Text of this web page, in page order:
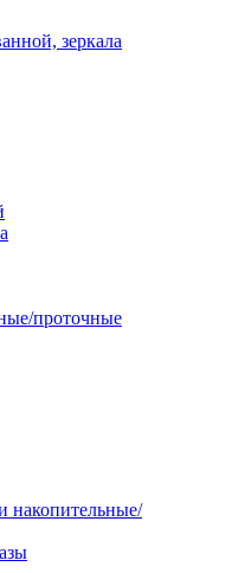
зеркала
проточные
накопительные/